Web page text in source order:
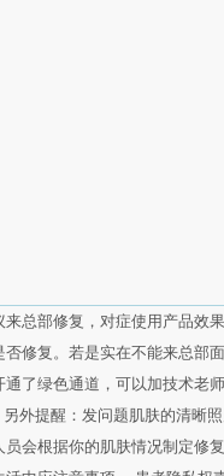
来总部修复，对症使用产品效
否修复。若是实在不能来总部
通了绿色通道，可以加技术老
外提醒：发问题肌肤的清晰
员会根据你的肌肤情况制定修